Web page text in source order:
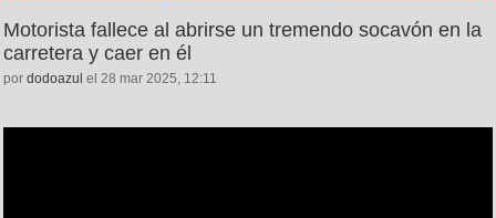
Motorista fallece al abrirse un tremendo socavón en la
carretera y caer en él
por dodoazul el 28 mar 2025, 12:11